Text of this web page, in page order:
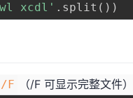
xcdl' . split ( ) )
F （/F 可显示完整文件）